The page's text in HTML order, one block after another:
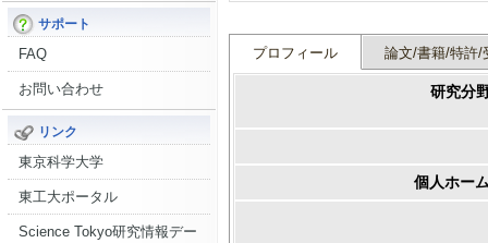
サポート
FAQ
お問い合わせ
リンク
東京科学大学
東工大ポータル
Science Tokyo研究情報デー
プロフィール 論文/書籍/特許/
研究分
個人ホー